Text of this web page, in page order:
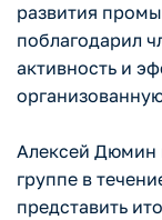
развития
поблагодарил
активность и
Алексей Дюмин
группе в
представить